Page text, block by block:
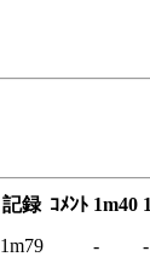
記録 ｺﾒﾝﾄ 1m40
1m79 - -